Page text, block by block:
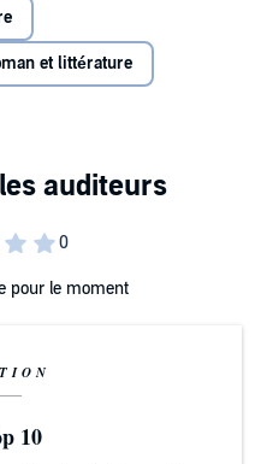
et littérature
pour le moment
10